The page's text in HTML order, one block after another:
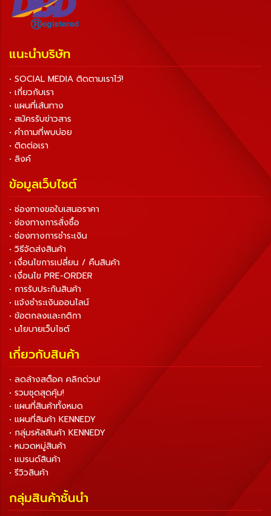
แนะนำบริษัท
• SOCIAL MEDIA ติดตามเราไว้!
• เกี่ยวกับเรา
• แผนที่เส้นทาง
• สมัครรับข่าวสาร
• คำถามที่พบบ่อย
• ติดต่อเรา
• ลิงค์
ข้อมูลเว็บไซต์
• ช่องทางขอใบเสนอราคา
• ช่องทางการสั่งซื้อ
• ช่องทางการชำระเงิน
• วิธีจัดส่งสินค้า
• เงื่อนไขการเปลี่ยน / คืนสินค้า
• เงื่อนไข PRE-ORDER
• การรับประกันสินค้า
• แจ้งชำระเงินออนไลน์
• ข้อตกลงและกติกา
• นโยบายเว็บไซต์
เกี่ยวกับสินค้า
• ลดล้างสต็อค คลิกด่วน!
• รวมชุดสุดคุ้ม!
• แผนที่สินค้าทั้งหมด
• แผนที่สินค้า KENNEDY
• กลุ่มรหัสสินค้า KENNEDY
• หมวดหมู่สินค้า
• แบรนด์สินค้า
• รีวิวสินค้า
กลุ่มสินค้าชั้นนำ